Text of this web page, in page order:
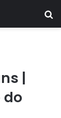
|
do